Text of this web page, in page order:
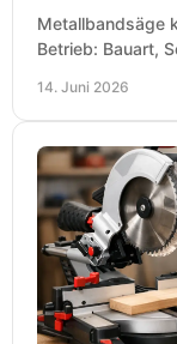
Metallbandsäge
Betrieb: Bauart,
14. Juni 2026